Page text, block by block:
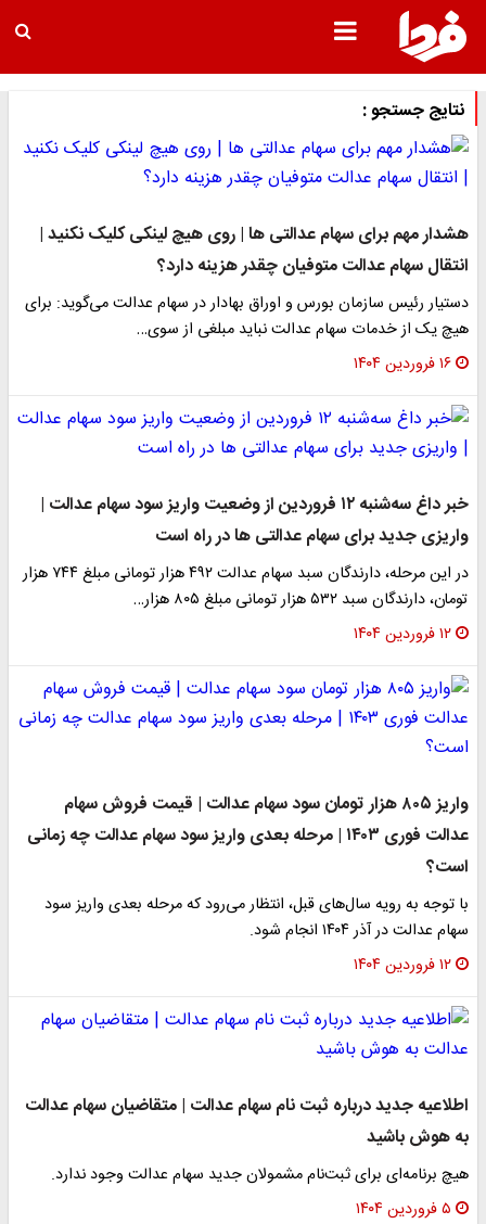
نتایج جستجو :
هشدار مهم برای سهام عدالتی ها | روی هیچ لینکی کلیک نکنید |
انتقال سهام عدالت متوفیان چقدر هزینه دارد؟
دستیار رئیس سازمان بورس و اوراق بهادار در سهام عدالت می‌گوید: برای
هیچ یک از خدمات سهام عدالت نباید مبلغی از سوی…
۱۶ فروردین ۱۴۰۴
خبر داغ سه‌شنبه ۱۲ فروردین از وضعیت واریز سود سهام عدالت |
واریزی جدید برای سهام عدالتی ها در راه است
در این مرحله، دارندگان سبد سهام عدالت ۴۹۲ هزار تومانی مبلغ ۷۴۴ هزار
تومان، دارندگان سبد ۵۳۲ هزار تومانی مبلغ ۸۰۵ هزار…
۱۲ فروردین ۱۴۰۴
واریز ۸۰۵ هزار تومان سود سهام عدالت | قیمت فروش سهام
عدالت فوری ۱۴۰۳ | مرحله بعدی واریز سود سهام عدالت چه زمانی
است؟
با توجه به رویه سال‌های قبل، انتظار می‌رود که مرحله بعدی واریز سود
سهام عدالت در آذر ۱۴۰۴ انجام شود.
۱۲ فروردین ۱۴۰۴
اطلاعیه جدید درباره ثبت نام سهام عدالت | متقاضیان سهام عدالت
به هوش باشید
هیچ برنامه‌ای برای ثبت‌نام مشمولان جدید سهام عدالت وجود ندارد.
۵ فروردین ۱۴۰۴